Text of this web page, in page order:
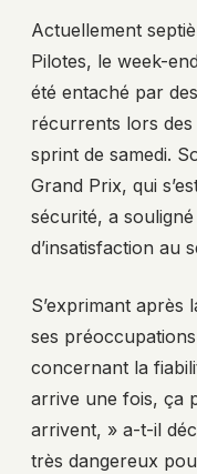
Actuellement
Pilotes, le week-
été entaché par
récurrents lors
sprint de samedi.
Grand Prix, qui
sécurité, a
d’insatisfaction au
S’exprimant après
ses
concernant la
arrive une fois, ça
arrivent, » a-t-il
très dangereux